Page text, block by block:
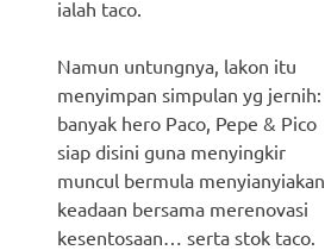
ialah taco.
Namun untungnya, lakon itu
menyimpan simpulan yg jernih:
banyak hero Paco, Pepe & Pico
siap disini guna menyingkir
muncul bermula menyianyiakan
keadaan bersama merenovasi
kesentosaan… serta stok taco.